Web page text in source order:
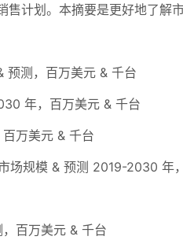
售计划。本摘要是更好地了解
测，百万美元 & 千台
年，百万美元 & 千台
万美元 & 千台
场规模 & 预测 2019-2030 年
百万美元 & 千台